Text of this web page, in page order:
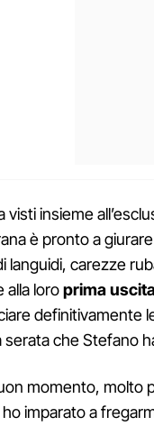
visti insieme
è pronto a
languidi, carezze
alla loroprima
definitivamente
serata che Stefano
momento, molto
imparato a